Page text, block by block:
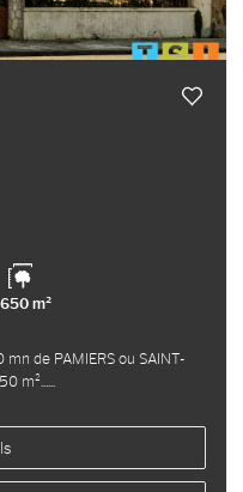
m²
mn de PAMIERS ou SAINT-
m²...